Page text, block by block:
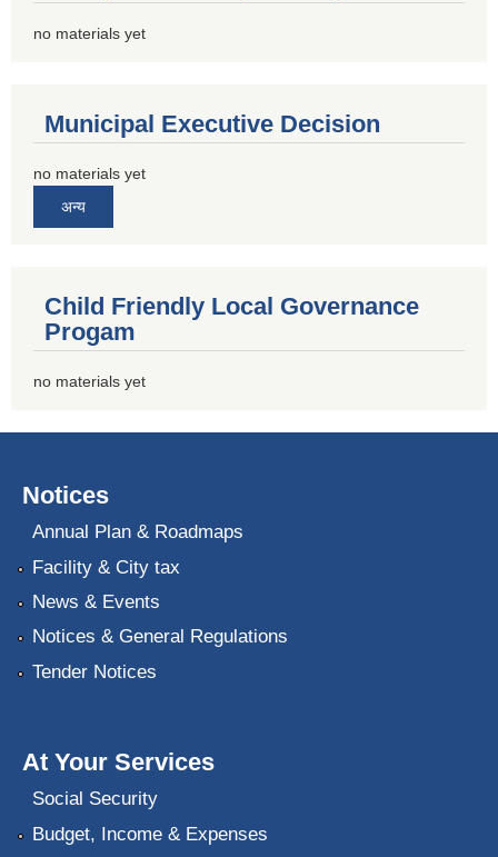
no materials yet
Municipal Executive Decision
no materials yet
अन्य
Child Friendly Local Governance
Progam
no materials yet
Notices
Annual Plan & Roadmaps
Facility & City tax
News & Events
Notices & General Regulations
Tender Notices
At Your Services
Social Security
Budget, Income & Expenses